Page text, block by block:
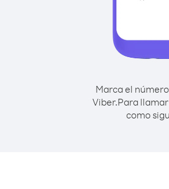
Marca el
Viber.Para
como